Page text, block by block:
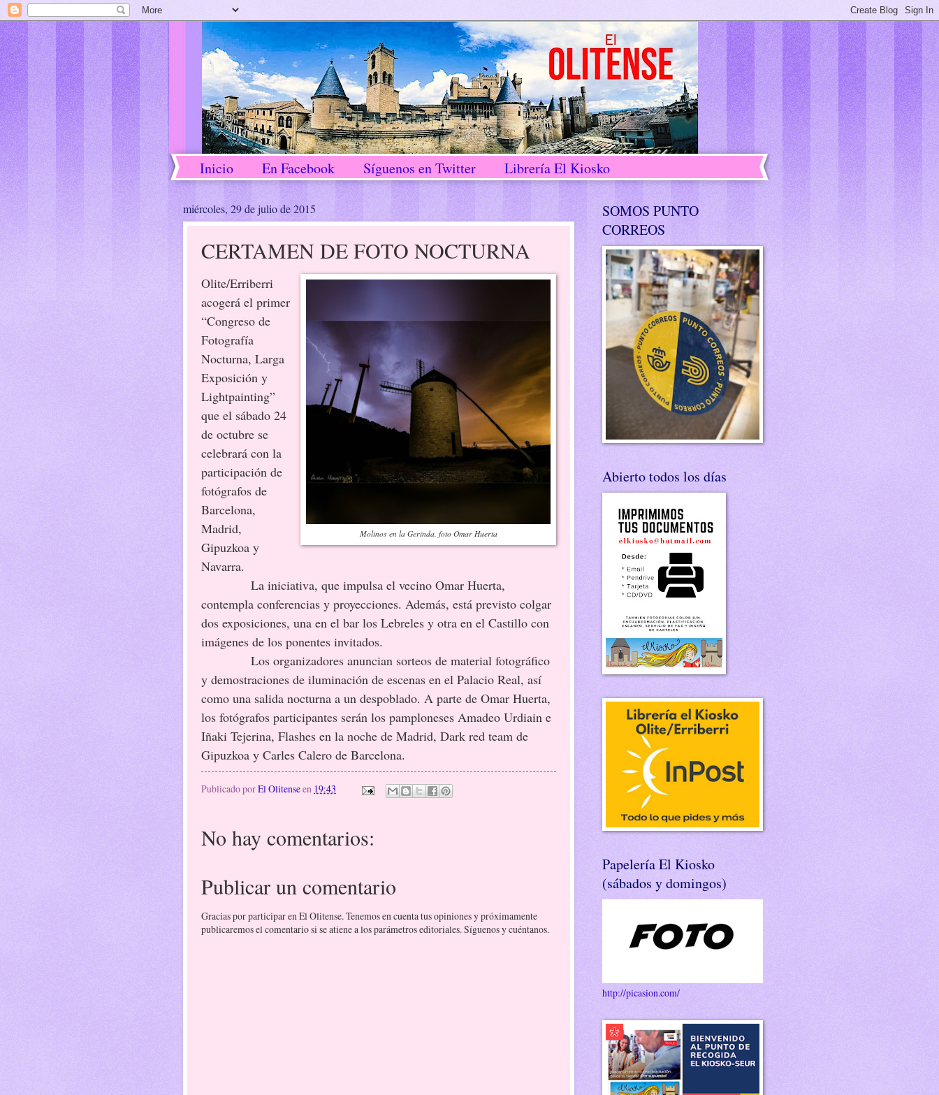
Inicio En Facebook Síguenos en Twitter Librería El Kiosko
miércoles, 29 de julio de 2015
CERTAMEN DE FOTO NOCTURNA
Molinos en la Gerinda, foto Omar Huerta
Olite/Erriberri
acogerá el primer
“Congreso de
Fotografía
Nocturna, Larga
Exposición y
Lightpainting”
que el sábado 24
de octubre se
celebrará con la
participación de
fotógrafos de
Barcelona,
Madrid,
Gipuzkoa y
Navarra.
La iniciativa, que impulsa el vecino Omar Huerta,
contempla conferencias y proyecciones. Además, está previsto colgar
dos exposiciones, una en el bar los Lebreles y otra en el Castillo con
imágenes de los ponentes invitados.
Los organizadores anuncian sorteos de material fotográfico
y demostraciones de iluminación de escenas en el Palacio Real, así
como una salida nocturna a un despoblado. A parte de Omar Huerta,
los fotógrafos participantes serán los pamploneses Amadeo Urdiain e
Iñaki Tejerina, Flashes en la noche de Madrid, Dark red team de
Gipuzkoa y Carles Calero de Barcelona.
Publicado porEl Olitenseen 19:43
No hay comentarios:
Publicar un comentario
Gracias por participar en El Olitense. Tenemos en cuenta tus opiniones y próximamente
publicaremos el comentario si se atiene a los parámetros editoriales. Síguenos y cuéntanos.
SOMOS PUNTO
CORREOS
Abierto todos los días
Papelería El Kiosko
(sábados y domingos)
http://picasion.com/